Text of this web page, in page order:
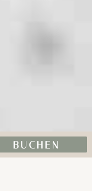
BUCHEN